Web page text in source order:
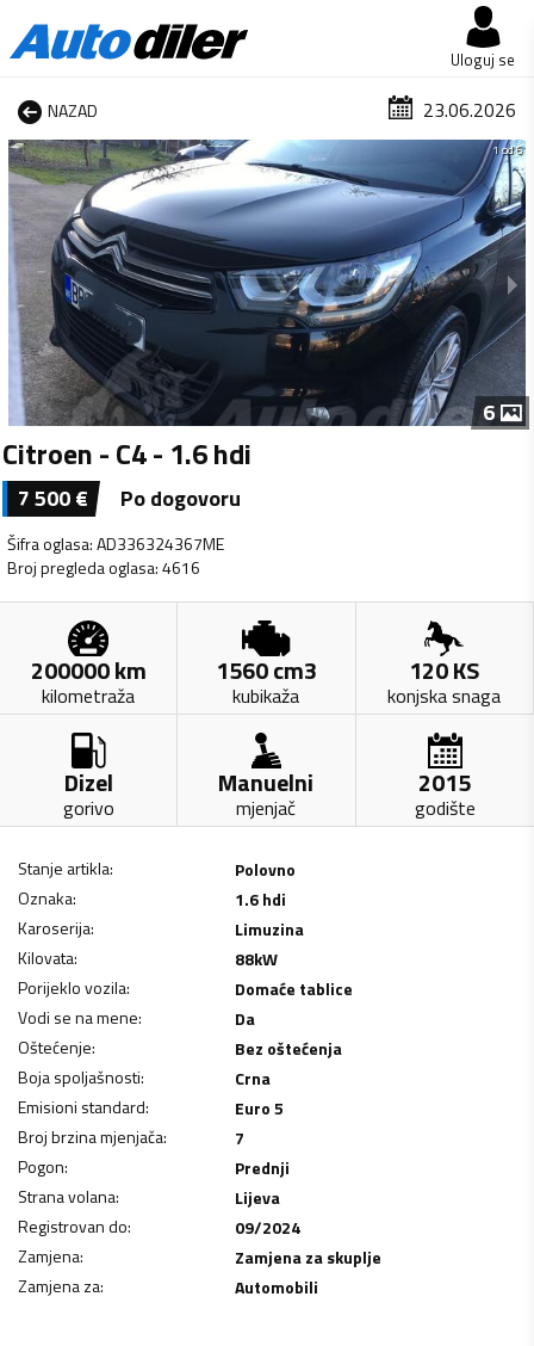
Uloguj se
NAZAD 23.06.2026
1 od 6
6
Citroen - C4 - 1.6 hdi
7 500€ Po dogovoru
Šifra oglasa:AD336324367ME
Broj pregleda oglasa:4616
200000km
kilometraža
1560cm3
kubikaža
120KS
konjska snaga
Dizel
gorivo
Manuelni
mjenjač
2015
godište
Stanje artikla:
Polovno
Oznaka:
1.6 hdi
Karoserija:
Limuzina
Kilovata: 88kW
Porijeklo vozila:
Domaće tablice
Vodi se na mene:
Da
Oštećenje:
Bez oštećenja
Boja spoljašnosti:
Crna
Emisioni standard:
Euro 5
Broj brzina mjenjača:
7
Pogon:
Prednji
Strana volana:
Lijeva
Registrovan do:
09/2024
Zamjena:
Zamjena za skuplje
Zamjena za: Automobili